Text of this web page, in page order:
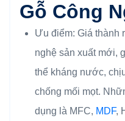
Gỗ Công
Ưu điểm: Giá thành
nghệ sản xuất mới,
thể kháng nước,
chống mối mọt.
dụng là MFC, MDF,